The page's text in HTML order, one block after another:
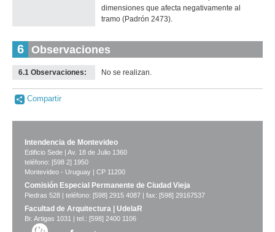
dimensiones que afecta negativamente al
tramo (Padrón 2473).
6 Observaciones
6.1 Observaciones: No se realizan.
Compartir
Intendencia de Montevideo
Edificio Sede | Av. 18 de Julio 1360
teléfono: [598 2] 1950
Montevideo - Uruguay | CP 11200
Comisión Especial Permanente de Ciudad Vieja
Piedras 528 | teléfono: [598] 2915 4087 | fax: [598] 29167537
Facultad de Arquitectura | UdelaR
Br. Artigas 1031 | tel.: [598] 2400 1106